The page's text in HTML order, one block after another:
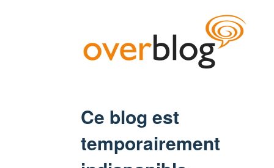
Ce blog est
temporairement